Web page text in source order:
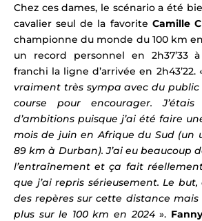
Chez ces dames, le scénario a été
cavalier seul de la favorite Camille
championne du monde du 100 km
un record personnel en 2h37’33
franchi la ligne d’arrivée en 2h43’22.
vraiment très sympa avec du
course pour encourager.
d’ambitions puisque j’ai été faire
mois de juin en Afrique du Sud (un
89 km à Durban). J’ai eu beaucoup
l’entraînement et ça fait
que j’ai repris sérieusement. Le
des repères sur cette distance
plus sur le 100 km en 2024».